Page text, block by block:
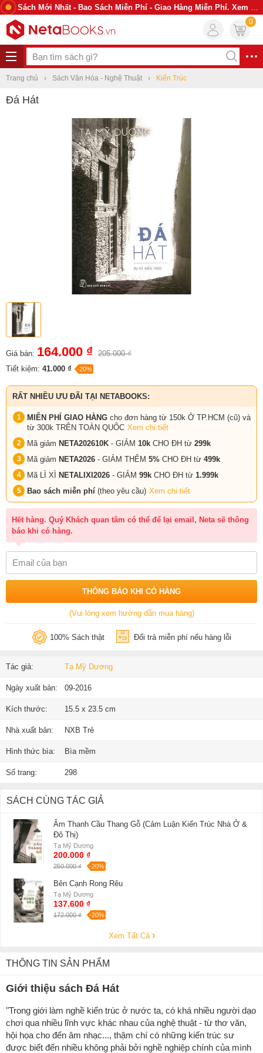
Sách Mới Nhất - Bao Sách Miễn Phí - Giao Hàng Miễn Phí. Xem Ngay
0
Trang chủ Sách Văn Hóa - Nghệ Thuật Kiến Trúc
Đá Hát
Giá bán: 164.000 ₫ 205.000 ₫
Tiết kiệm: 41.000 ₫ -20%
RẤT NHIỀU ƯU ĐÃI TẠI NETABOOKS:
MIỄN PHÍ GIAO HÀNG cho đơn hàng từ 150k Ở TP.HCM (cũ) và
từ 300k TRÊN TOÀN QUỐC Xem chi tiết
Mã giảm NETA202610K - GIẢM 10k CHO ĐH từ 299k
Mã giảm NETA2026 - GIẢM THÊM 5% CHO ĐH từ 499k
Mã LÌ XÌ NETALIXI2026 - GIẢM 99k CHO ĐH từ 1.999k
Bao sách miễn phí (theo yêu cầu) Xem chi tiết
Hết hàng. Quý Khách quan tâm có thể để lại email, Neta sẽ thông
báo khi có hàng.
THÔNG BÁO KHI CÓ HÀNG
(Vui lòng xem hướng dẫn mua hàng)
100% Sách thật Đổi trả miễn phí nếu hàng lỗi
Tác giả: Tạ Mỹ Dương
Ngày xuất bản: 09-2016
Kích thước: 15.5 x 23.5 cm
Nhà xuất bản: NXB Trẻ
Hình thức bìa: Bìa mềm
Số trang: 298
SÁCH CÙNG TÁC GIẢ
Âm Thanh Cầu Thang Gỗ (Cảm Luận Kiến Trúc Nhà Ở &
Đô Thị)
Tạ Mỹ Dương
200.000 ₫
250.000 ₫ -20%
Bên Cạnh Rong Rêu
Tạ Mỹ Dương
137.600 ₫
172.000 ₫ -20%
Xem Tất Cả
THÔNG TIN SẢN PHẨM
Giới thiệu sách Đá Hát
"Trong giới làm nghề kiến trúc ở nước ta, có khá nhiều người dạo
chơi qua nhiều lĩnh vực khác nhau của nghệ thuật - từ thơ văn,
hội họa cho đến âm nhạc..., thậm chí có những kiến trúc sư
được biết đến nhiều không phải bởi nghề nghiệp chính của mình